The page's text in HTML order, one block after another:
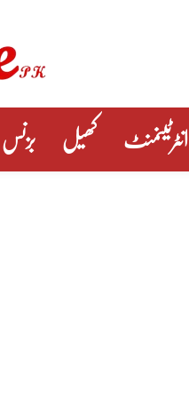
انٹرٹینمنٹ کھیل بزنس